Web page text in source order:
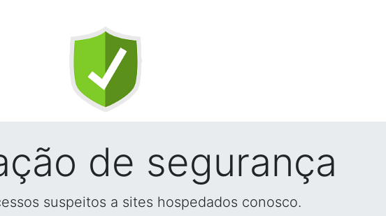
de segurança
suspeitos a sites hospedados conosco.